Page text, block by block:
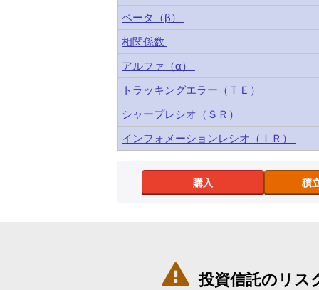
ベータ（β）
相関係数
アルファ（α）
トラッキングエラー（ＴＥ）
シャープレシオ（ＳＲ）
インフォメーションレシオ（ＩＲ）
購入 積
 投資信託のリス